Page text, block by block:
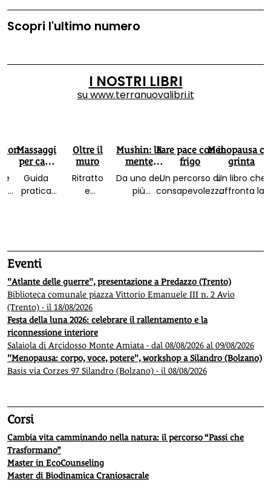
Scopri l'ultimo numero
I NOSTRI LIBRI
suwww.terranuovalibri.it
con
e
Massaggi
per cani
felici
Guida
pratica
benessere
al proprio
amico a 4
zampe
Oltre il
muro
Ritratto
e
Paggi e
sua vita
spesa
per la
pace
Mushin: la
mente
mente
Da uno dei
più
zen, il libro
come
raggiungere
nel mondo
Fare pace con il
frigo
Un percorso di
consapevolezza
del dottor
Menopausa
grinta
Un libro che
affronta la
Con ricette e
per il
Eventi
"Atlante delle guerre", presentazione a Predazzo (Trento)
Biblioteca comunale piazza Vittorio Emanuele III n. 2 Avio
(Trento) - il 18/08/2026
Festa della luna 2026: celebrare il rallentamento e la
riconnessione interiore
Salaiola di Arcidosso Monte Amiata - dal 08/08/2026 al 09/08/2026
"Menopausa: corpo, voce, potere", workshop a Silandro (Bolzano)
Basis via Corzes 97 Silandro (Bolzano) - il 08/08/2026
Corsi
Cambia vita camminando nella natura: il percorso “Passi che
Trasformano”
Master in EcoCounseling
Master di Biodinamica Craniosacrale